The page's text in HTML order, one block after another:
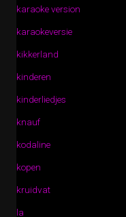
karaoke version
karaokeversie
kikkerland
kinderen
kinderliedjes
knauf
kodaline
kopen
kruidvat
la